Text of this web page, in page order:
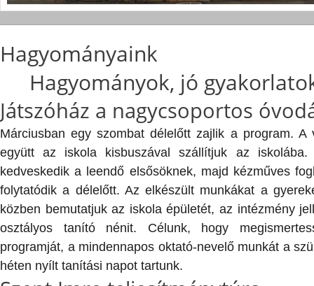
Hagyományaink
Hagyományok, jó
Játszóház a nagycsoportos
Márciusban egy szombat délelőtt zajlik a program. A
együtt az iskola kisbuszával szállítjuk az
kedveskedik a leendő elsősöknek, majd kézműves
folytatódik a délelőtt. Az elkészült munkákat a
közben bemutatjuk az iskola épületét, az intézmény
osztályos tanító nénit. Célunk, hogy
programját, a mindennapos oktató-nevelő munkát a
héten nyílt tanítási napot tartunk.